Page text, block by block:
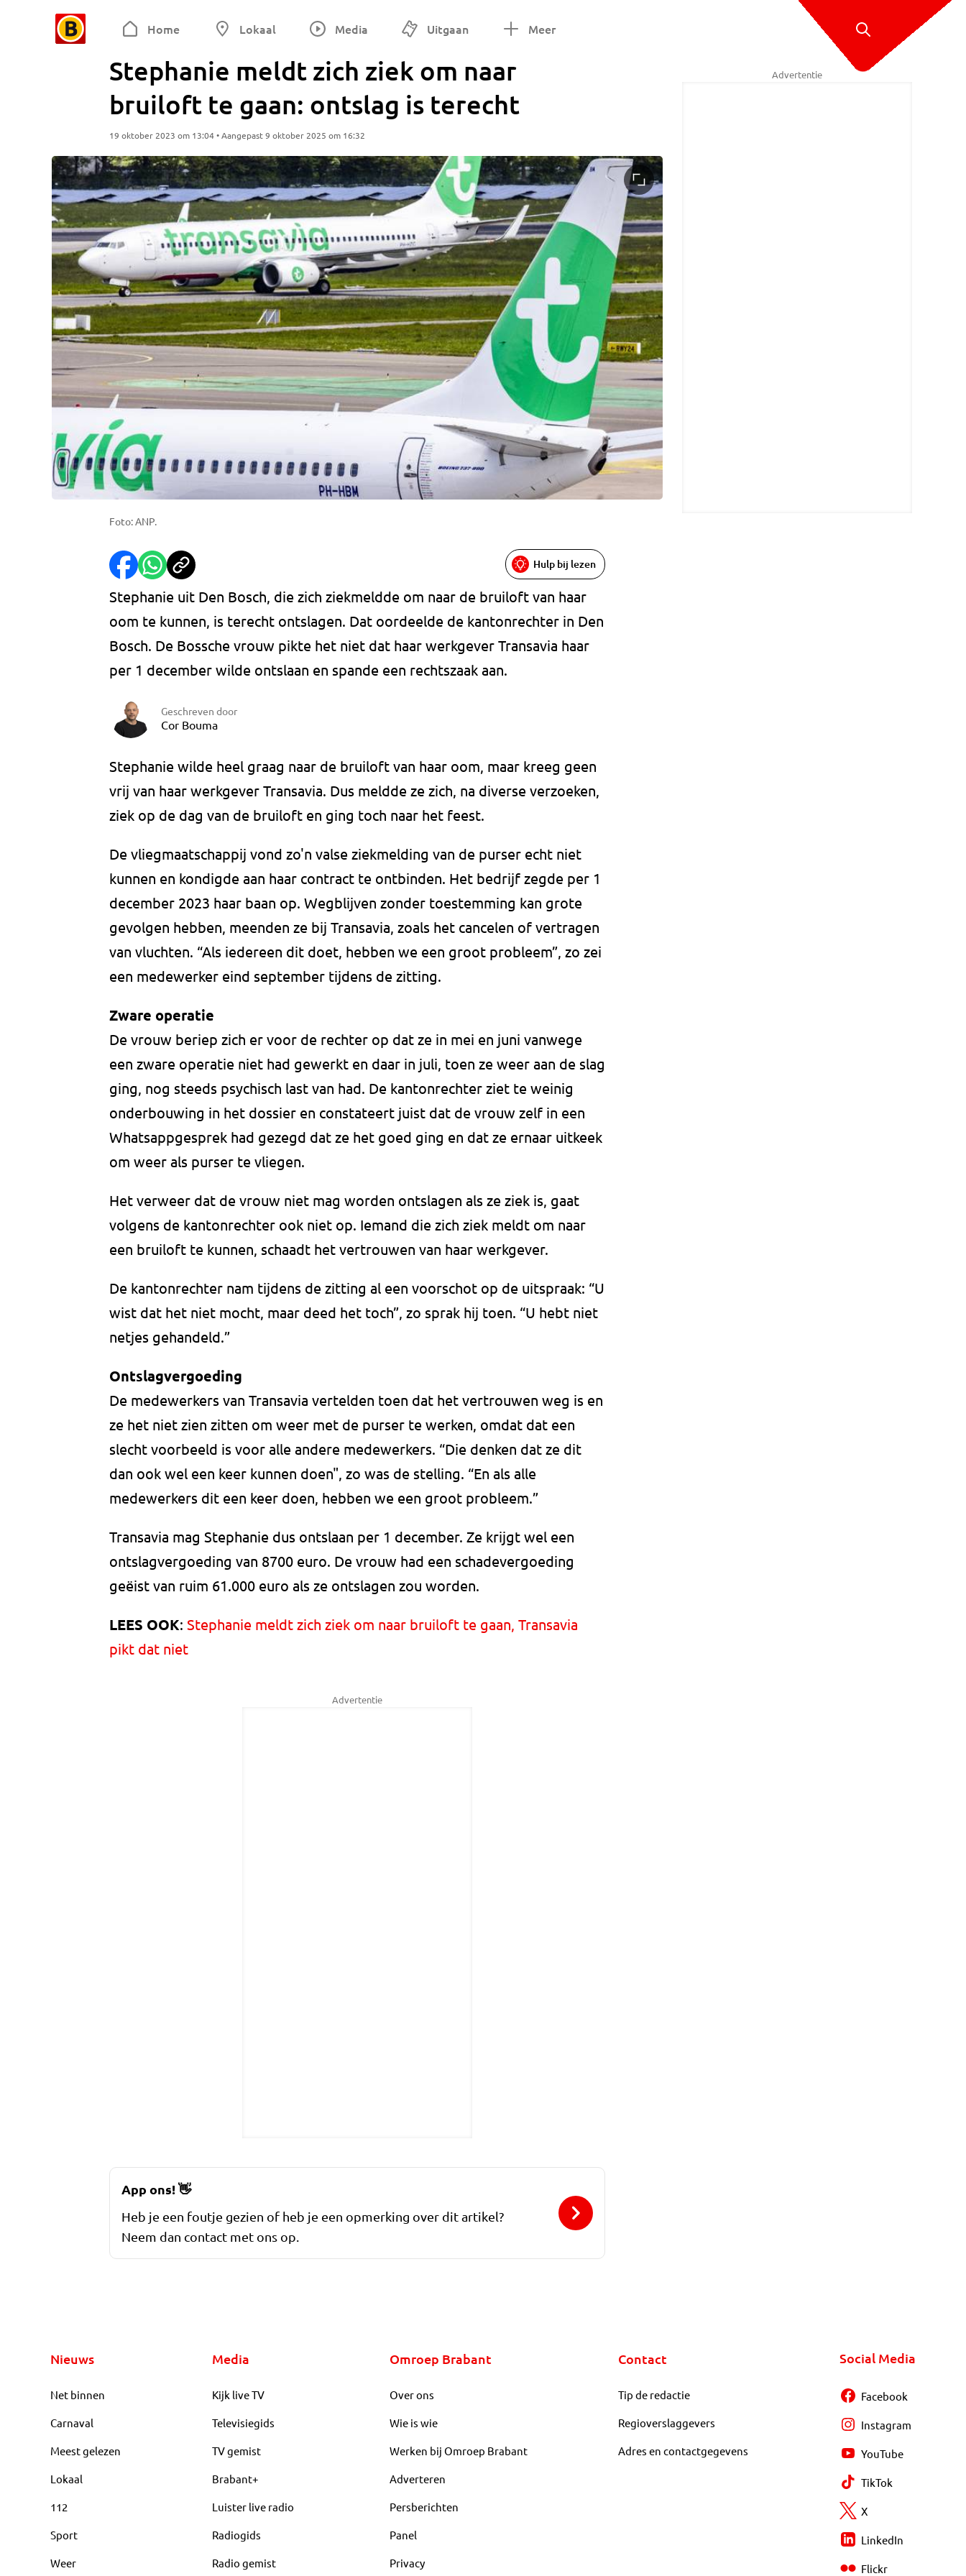
Home Lokaal Media Uitgaan Meer
Stephanie meldt zich ziek om naar
bruiloft te gaan: ontslag is terecht
19 oktober 2023 om 13:04 • Aangepast 9 oktober 2025 om 16:32
Foto: ANP.
Hulp bij lezen
Stephanie uit Den Bosch, die zich ziekmeldde om naar de bruiloft van haar
oom te kunnen, is terecht ontslagen. Dat oordeelde de kantonrechter in Den
Bosch. De Bossche vrouw pikte het niet dat haar werkgever Transavia haar
per 1 december wilde ontslaan en spande een rechtszaak aan.
Geschreven door
Cor Bouma
Stephanie wilde heel graag naar de bruiloft van haar oom, maar kreeg geen
vrij van haar werkgever Transavia. Dus meldde ze zich, na diverse verzoeken,
ziek op de dag van de bruiloft en ging toch naar het feest.
De vliegmaatschappij vond zo'n valse ziekmelding van de purser echt niet
kunnen en kondigde aan haar contract te ontbinden. Het bedrijf zegde per 1
december 2023 haar baan op. Wegblijven zonder toestemming kan grote
gevolgen hebben, meenden ze bij Transavia, zoals het cancelen of vertragen
van vluchten. “Als iedereen dit doet, hebben we een groot probleem”, zo zei
een medewerker eind september tijdens de zitting.
Zware operatie
De vrouw beriep zich er voor de rechter op dat ze in mei en juni vanwege
een zware operatie niet had gewerkt en daar in juli, toen ze weer aan de slag
ging, nog steeds psychisch last van had. De kantonrechter ziet te weinig
onderbouwing in het dossier en constateert juist dat de vrouw zelf in een
Whatsappgesprek had gezegd dat ze het goed ging en dat ze ernaar uitkeek
om weer als purser te vliegen.
Het verweer dat de vrouw niet mag worden ontslagen als ze ziek is, gaat
volgens de kantonrechter ook niet op. Iemand die zich ziek meldt om naar
een bruiloft te kunnen, schaadt het vertrouwen van haar werkgever.
De kantonrechter nam tijdens de zitting al een voorschot op de uitspraak: “U
wist dat het niet mocht, maar deed het toch”, zo sprak hij toen. “U hebt niet
netjes gehandeld.”
Ontslagvergoeding
De medewerkers van Transavia vertelden toen dat het vertrouwen weg is en
ze het niet zien zitten om weer met de purser te werken, omdat dat een
slecht voorbeeld is voor alle andere medewerkers. “Die denken dat ze dit
dan ook wel een keer kunnen doen", zo was de stelling. “En als alle
medewerkers dit een keer doen, hebben we een groot probleem.”
Transavia mag Stephanie dus ontslaan per 1 december. Ze krijgt wel een
ontslagvergoeding van 8700 euro. De vrouw had een schadevergoeding
geëist van ruim 61.000 euro als ze ontslagen zou worden.
LEES OOK: Stephanie meldt zich ziek om naar bruiloft te gaan, Transavia
pikt dat niet
Advertentie
Advertentie
App ons!👋
Heb je een foutje gezien of heb je een opmerking over dit artikel?
Neem dan contact met ons op.
Nieuws
Net binnen
Carnaval
Meest gelezen
Lokaal
112
Sport
Weer
Media
Kijk live TV
Televisiegids
TV gemist
Brabant+
Luister live radio
Radiogids
Radio gemist
Omroep Brabant
Over ons
Wie is wie
Werken bij Omroep Brabant
Adverteren
Persberichten
Panel
Privacy
Contact
Tip de redactie
Regioverslaggevers
Adres en contactgegevens
Social Media
Facebook
Instagram
YouTube
TikTok
X
LinkedIn
Flickr